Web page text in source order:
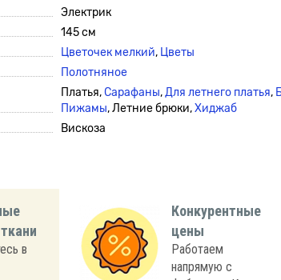
Электрик
145 см
Цветочек мелкий, Цветы
Полотняное
Платья,Сарафаны,Для летнего платья,
Пижамы, Летние брюки,Хиджаб
Вискоза
в
Конкурентные
цены
Работаем
напрямую с